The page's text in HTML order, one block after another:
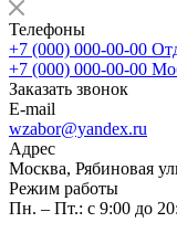
Телефоны
+7 (000) 000-00-00
+7 (000) 000-00-00
Заказать звонок
E-mail
wzabor@yandex.ru
Адрес
Москва, Рябиновая
Режим работы
Пн. – Пт.: с 9:00 до